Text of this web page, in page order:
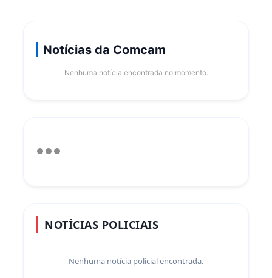
Notícias da Comcam
Nenhuma notícia encontrada no momento.
NOTÍCIAS POLICIAIS
Nenhuma notícia policial encontrada.